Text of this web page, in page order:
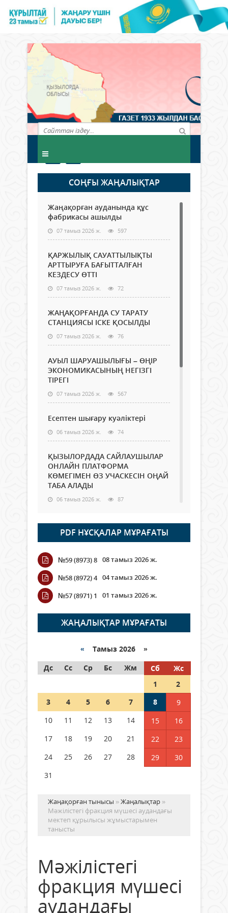
СОҢҒЫ ЖАҢАЛЫҚТАР
Жаңақорған ауданында құс
фабрикасы ашылды
07 тамыз 2026 ж. 597
ҚАРЖЫЛЫҚ САУАТТЫЛЫҚТЫ
АРТТЫРУҒА БАҒЫТТАЛҒАН
КЕЗДЕСУ ӨТТІ
07 тамыз 2026 ж. 72
ЖАҢАҚОРҒАНДА СУ ТАРАТУ
СТАНЦИЯСЫ ІСКЕ ҚОСЫЛДЫ
07 тамыз 2026 ж. 76
АУЫЛ ШАРУАШЫЛЫҒЫ – ӨҢІР
ЭКОНОМИКАСЫНЫҢ НЕГІЗГІ
ТІРЕГІ
07 тамыз 2026 ж. 567
Есептен шығару куәліктері
06 тамыз 2026 ж. 74
ҚЫЗЫЛОРДАДА САЙЛАУШЫЛАР
ОНЛАЙН ПЛАТФОРМА
КӨМЕГІМЕН ӨЗ УЧАСКЕСІН ОҢАЙ
ТАБА АЛАДЫ
06 тамыз 2026 ж. 87
Open Air: Қызылорда облысы
полиция департаменті 20
мыңнан астам көрерменнің
қауіпсіздігін қамтамасыз етті
06 тамыз 2026 ж.
Wi-Fi ҚАБЫРҒА АРҚЫЛЫ ҚАЛАЙ
ӨТЕДІ?
06 тамыз 2026 ж. 265
граждане Казахстана,
05 тамыз 2026 ж. 146
Шетелде жүрген Қазақстан
азаматтары қалай дауыс бере
PDF НҰСҚАЛАР МҰРАҒАТЫ
№59 (8973) 8 08 тамыз 2026 ж.
№58 (8972) 4 04 тамыз 2026 ж.
№57 (8971) 1
01 тамыз 2026 ж.
ЖАҢАЛЫҚТАР МҰРАҒАТЫ
« Тамыз 2026 »
Дс
Сс Ср Бс Жм Сб
Жс
1
2
3
4 5 6 7 8
9
10
11 12 13 14 15
16
17
18 19 20 21 22
23
24
25 26 27 28 29
30
31
Жаңақорған тынысы »Жаңалықтар »
Мәжілістегі фракция мүшесі аудандағы
мектеп құрылысы жұмыстарымен
танысты
Мәжілістегі
фракция мүшесі
аудандағы